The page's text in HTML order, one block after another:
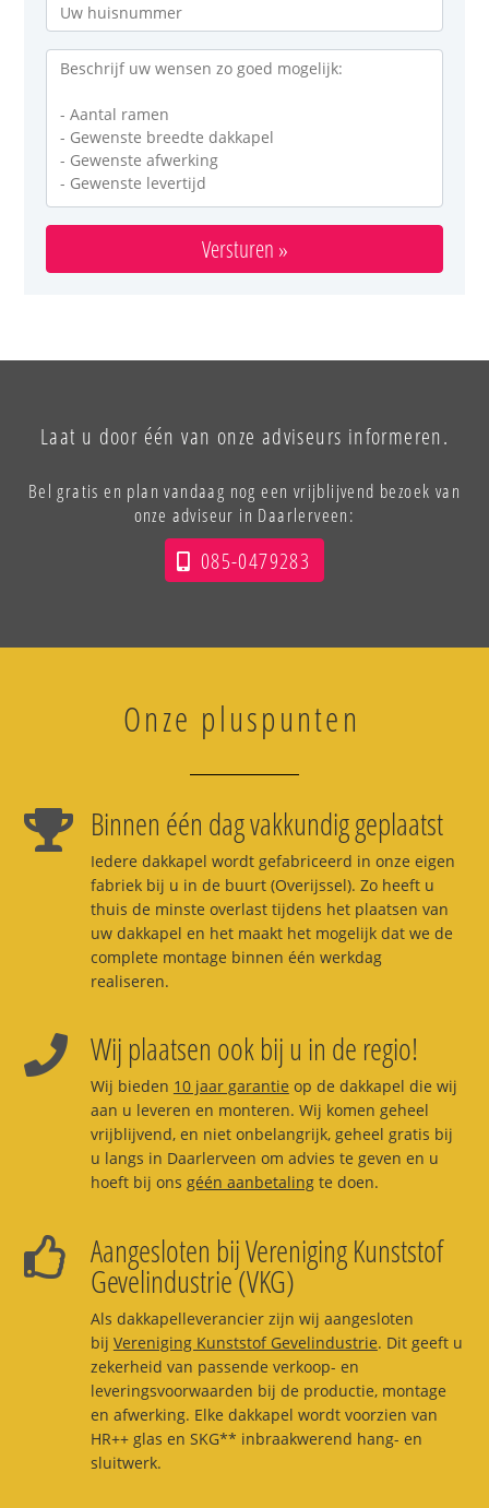
Versturen »
Laat u door één van onze adviseurs informeren.
Bel gratis en plan vandaag nog een vrijblijvend bezoek van
onze adviseur in Daarlerveen:
085-0479283
Onze pluspunten
Binnen één dag vakkundig geplaatst
Iedere dakkapel wordt gefabriceerd in onze eigen
fabriek bij u in de buurt (Overijssel). Zo heeft u
thuis de minste overlast tijdens het plaatsen van
uw dakkapel en het maakt het mogelijk dat we de
complete montage binnen één werkdag
realiseren.
Wij plaatsen ook bij u in de regio!
Wij bieden 10 jaar garantie op de dakkapel die wij
aan u leveren en monteren. Wij komen geheel
vrijblijvend, en niet onbelangrijk, geheel gratis bij
u langs in Daarlerveen om advies te geven en u
hoeft bij ons géén aanbetalingte doen.
Aangesloten bij Vereniging Kunststof
Gevelindustrie (VKG)
Als dakkapelleverancier zijn wij aangesloten
bij Vereniging Kunststof Gevelindustrie. Dit geeft u
zekerheid van passende verkoop- en
leveringsvoorwaarden bij de productie, montage
en afwerking. Elke dakkapel wordt voorzien van
HR++ glas en SKG** inbraakwerend hang- en
sluitwerk.